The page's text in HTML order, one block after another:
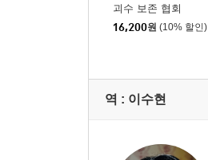
괴수 보존 협회
16,200원 (10% 할인)
역 : 이수현